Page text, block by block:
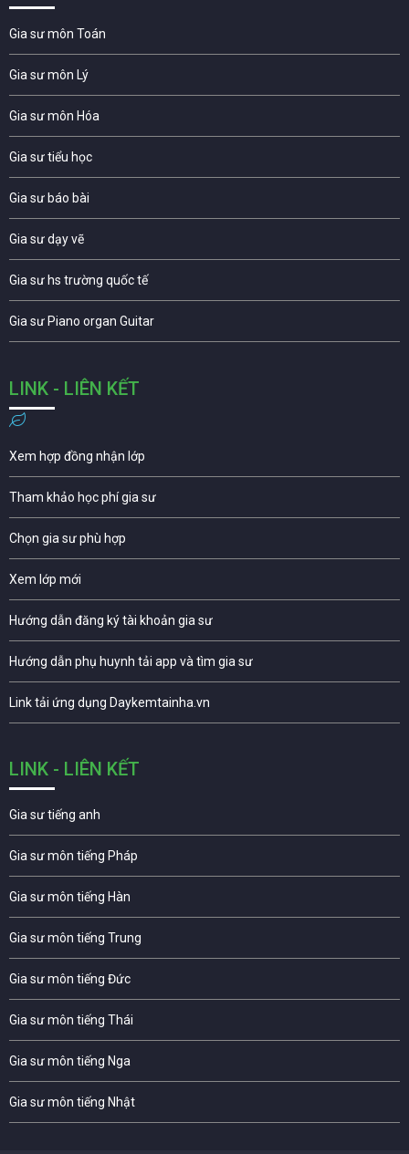
Gia sư môn Toán
Gia sư môn Lý
Gia sư môn Hóa
Gia sư tiểu học
Gia sư báo bài
Gia sư dạy vẽ
Gia sư hs trường quốc tế
Gia sư Piano organ Guitar
LINK - LIÊN KẾT
Xem hợp đồng nhận lớp
Tham khảo học phí gia sư
Chọn gia sư phù hợp
Xem lớp mới
Hướng dẫn đăng ký tài khoản gia sư
Hướng dẫn phụ huynh tải app và tìm gia sư
Link tải ứng dụng Daykemtainha.vn
LINK - LIÊN KẾT
Gia sư tiếng anh
Gia sư môn tiếng Pháp
Gia sư môn tiếng Hàn
Gia sư môn tiếng Trung
Gia sư môn tiếng Đức
Gia sư môn tiếng Thái
Gia sư môn tiếng Nga
Gia sư môn tiếng Nhật